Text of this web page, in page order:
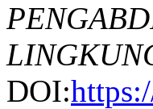
DOI: